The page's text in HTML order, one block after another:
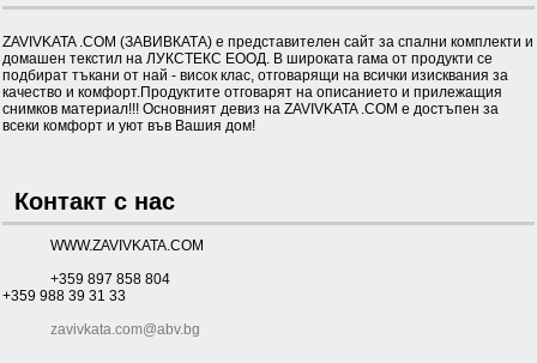
ZAVIVKATA .COM (ЗАВИВКАТА) е представителен сайт за спални комплекти и
домашен текстил на ЛУКСТЕКС ЕООД. В широката гама от продукти се
подбират тъкани от най - висок клас, отговарящи на всички изисквания за
качество и комфорт.Продуктите отговарят на описанието и прилежащия
снимков материал!!! Основният девиз на ZAVIVKATA .COM е достъпен за
всеки комфорт и уют във Вашия дом!
Контакт с нас
WWW.ZAVIVKATA.COM
+359 897 858 804
+359 988 39 31 33
zavivkata.com@abv.bg